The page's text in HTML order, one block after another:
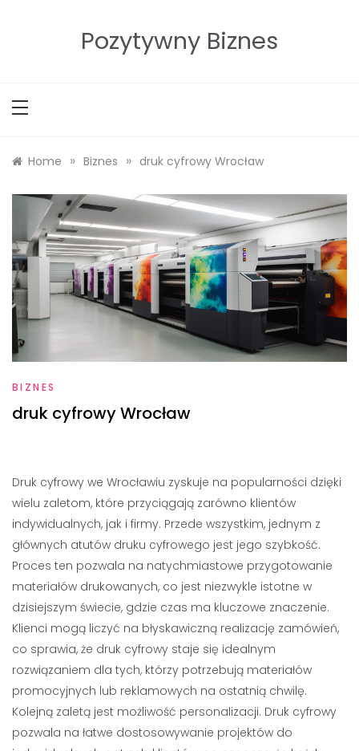
Pozytywny Biznes
Home » Biznes » druk cyfrowy Wrocław
BIZNES
druk cyfrowy Wrocław
Druk cyfrowy we Wrocławiu zyskuje na popularności dzięki
wielu zaletom, które przyciągają zarówno klientów
indywidualnych, jak i firmy. Przede wszystkim, jednym z
głównych atutów druku cyfrowego jest jego szybkość.
Proces ten pozwala na natychmiastowe przygotowanie
materiałów drukowanych, co jest niezwykle istotne w
dzisiejszym świecie, gdzie czas ma kluczowe znaczenie.
Klienci mogą liczyć na błyskawiczną realizację zamówień,
co sprawia, że druk cyfrowy staje się idealnym
rozwiązaniem dla tych, którzy potrzebują materiałów
promocyjnych lub reklamowych na ostatnią chwilę.
Kolejną zaletą jest możliwość personalizacji. Druk cyfrowy
pozwala na łatwe dostosowywanie projektów do